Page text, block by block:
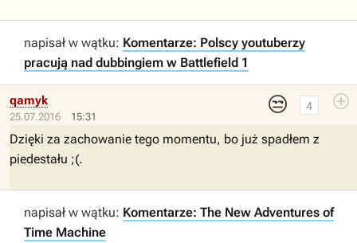
napisał w wątku: Komentarze: Polscy youtuberzy
pracują nad dubbingiem w Battlefield 1
25.07.2016 15:31
😒 4
qamyk
Dzięki za zachowanie tego momentu, bo już spadłem z
piedestału ;(.
napisał w wątku: Komentarze: The New Adventures of
Time Machine